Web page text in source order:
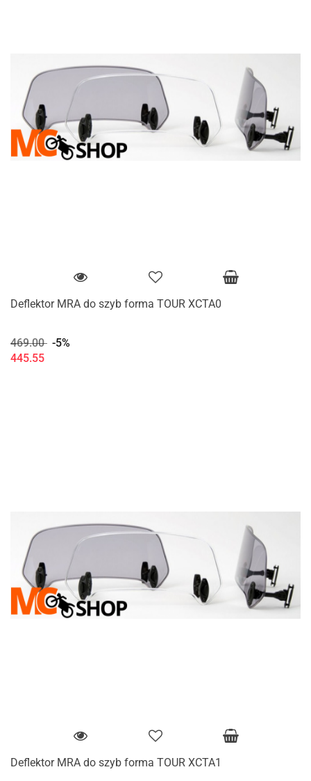
Deflektor MRA do szyb forma TOUR XCTA0
469.00 -5%
445.55
Deflektor MRA do szyb forma TOUR XCTA1